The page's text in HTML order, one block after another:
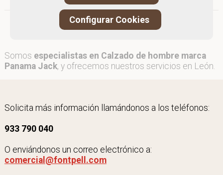
Somos especialistas en Calzado de hombre marca
Panama Jack, y ofrecemos nuestros servicios en León.
Solicita más información llamándonos a los teléfonos:
933 790 040
O enviándonos un correo electrónico a:
comercial@fontpell.com
Configurar Cookies